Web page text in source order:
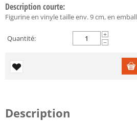
Description courte:
Figurine en vinyle taille env. 9 cm, en
Quantité:
+
−
Description